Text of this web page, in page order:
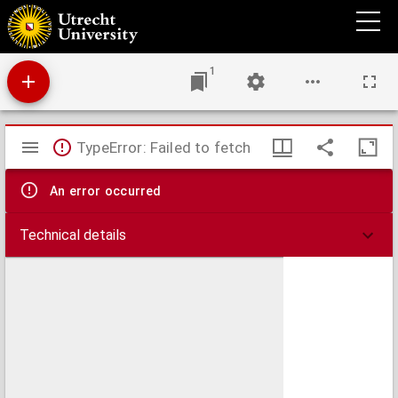
Eenige opmerkingen omtrent onderhuur
1
Mirador
viewer
TypeError: Failed to fetch
An error occurred
Technical details